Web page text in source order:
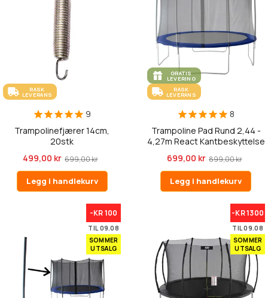
RASK
LEVERANS
9
Trampolinefjærer 14cm,
20stk
499,00 kr 699,00 kr
Legg i handlekurv
GRATIS
LEVERING
RASK
LEVERANS
8
Trampoline Pad Rund 2,44 -
4,27m React Kantbeskyttelse
699,00 kr 899,00 kr
Legg i handlekurv
-KR 100
TIL 09.08
SOMMER
UTSALG
-KR 1300
TIL 09.08
SOMMER
UTSALG